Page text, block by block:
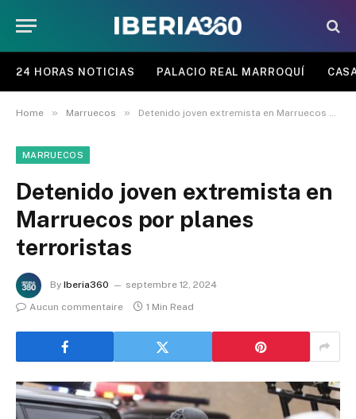
24 HORAS NOTICIAS PALACIO REAL MARROQUÍ
Home » Marruecos » Detenido joven extremista en Marruecos por planes terroristas
MARRUECOS
Detenido joven extremista en
Marruecos por planes
terroristas
By Iberia360
septembre 12, 2024
Aucun commentaire
1 Min Read